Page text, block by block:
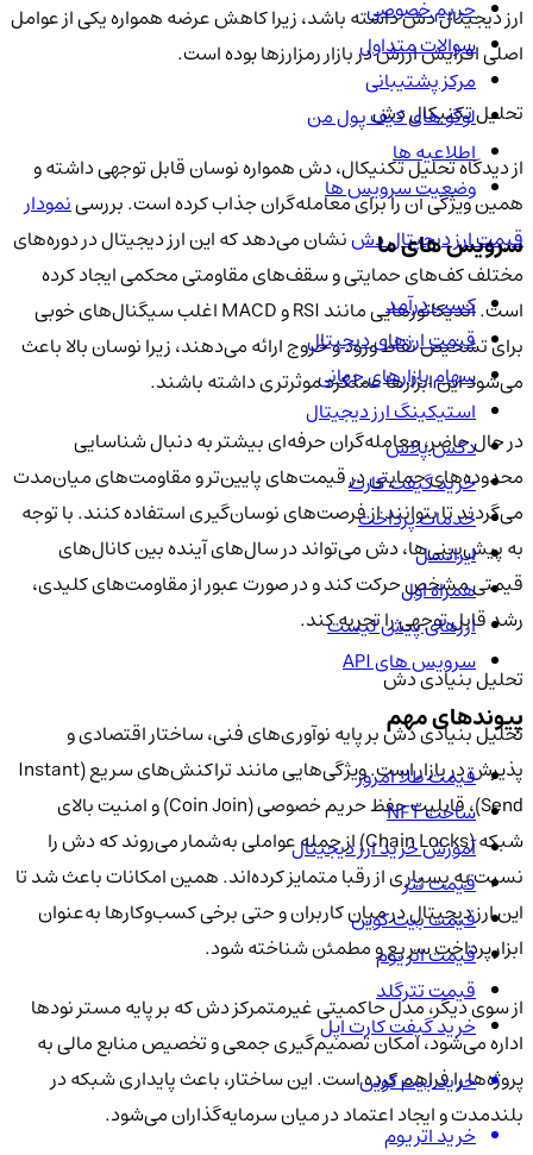
ارز دیجیتال دش داشته باشد، زیرا کاهش عرضه همواره یکی از عوامل
اصلی افزایش ارزش در بازار رمزارزها بوده است.
تحلیل تکنیکال دش
از دیدگاه تحلیل تکنیکال، دش همواره نوسان قابل توجهی داشته و
همین ویژگی آن را برای معامله‌گران جذاب کرده است. بررسینمودار
قیمت ارز دیجیتال دشنشان می‌دهد که این ارز دیجیتال در دوره‌های
مختلف کف‌های حمایتی و سقف‌های مقاومتی محکمی ایجاد کرده
است. اندیکاتورهایی مانند RSI و MACD اغلب سیگنال‌های خوبی
برای تشخیص نقاط ورود و خروج ارائه می‌دهند، زیرا نوسان بالا باعث
می‌شود این ابزارها عملکرد موثرتری داشته باشند.
در حال حاضر، معامله‌گران حرفه‌ای بیشتر به دنبال شناسایی
محدوده‌های حمایتی در قیمت‌های پایین‌تر و مقاومت‌های میان‌مدت
می‌گردند تا بتوانند از فرصت‌های نوسان‌گیری استفاده کنند. با توجه
به پیش‌بینی‌ها، دش می‌تواند در سال‌های آینده بین کانال‌های
قیمتی مشخص حرکت کند و در صورت عبور از مقاومت‌های کلیدی،
رشد قابل توجهی را تجربه کند.
تحلیل بنیادی دش
تحلیل بنیادی دش بر پایه نوآوری‌های فنی، ساختار اقتصادی و
پذیرش در بازار است. ویژگی‌هایی مانند تراکنش‌های سریع (Instant
Send)، قابلیت حفظ حریم خصوصی (Coin Join) و امنیت بالای
شبکه (Chain Locks) از جمله عواملی به‌شمار می‌روند که دش را
نسبت به بسیاری از رقبا متمایز کرده‌اند. همین امکانات باعث شد تا
این ارز دیجیتال در میان کاربران و حتی برخی کسب‌وکارها به‌عنوان
ابزار پرداخت سریع و مطمئن شناخته شود.
از سوی دیگر، مدل حاکمیتی غیرمتمرکز دش که بر پایه مستر نودها
اداره می‌شود، امکان تصمیم‌گیری جمعی و تخصیص منابع مالی به
پروژه‌ها را فراهم کرده است. این ساختار، باعث پایداری شبکه در
بلندمدت و ایجاد اعتماد در میان سرمایه‌گذاران می‌شود.
حریم خصوصی
سوالات متداول
مرکز پشتیبانی
لوگو های کیف پول من
اطلاعیه ها
وضعیت سرویس ها
سرویس های ما
کسب درآمد
قیمت ارزهای دیجیتال
سهام بازارهای جهانی
استیکینگ ارز دیجیتال
دکس پلاس
خرید گیفت کارت
خدمات پرداخت
ایرانسل
همراه اول
ارزهای پیش لیست
سرویس های API
پیوندهای مهم
قیمت طلا امروز
ساخت NFT
آموزش خرید ارز دیجیتال
قیمت تتر
قیمت بیت کوین
قیمت اتریوم
قیمت تترگلد
خرید گیفت کارت اپل
خرید بیت کوین
خرید اتریوم